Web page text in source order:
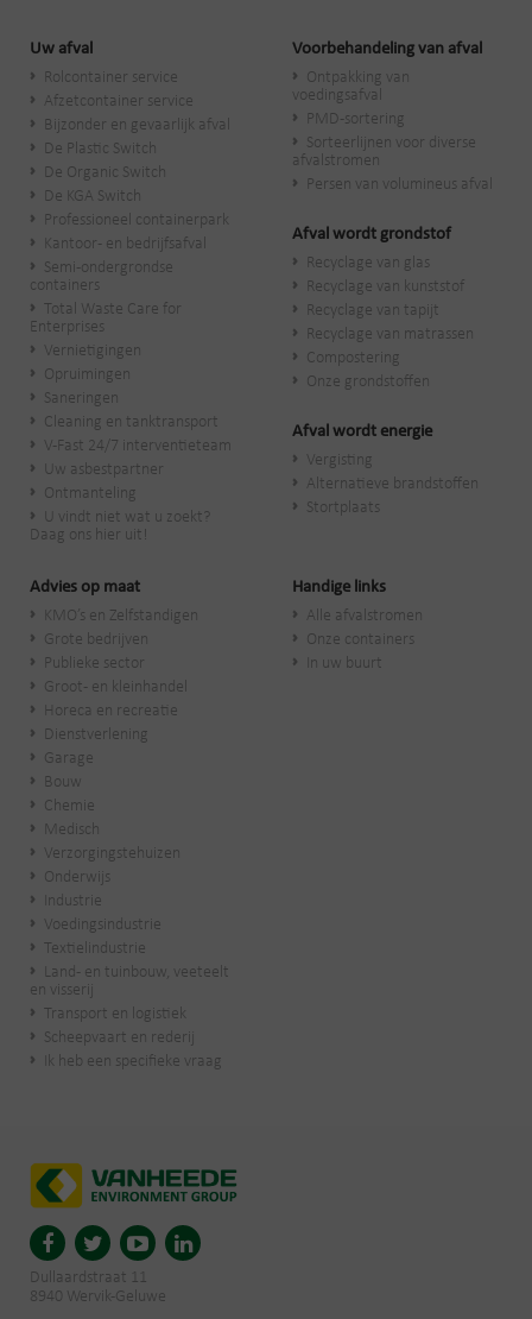
Uw afval
Rolcontainer service
Afzetcontainer service
Bijzonder en gevaarlijk afval
De Plastic Switch
De Organic Switch
De KGA Switch
Professioneel containerpark
Kantoor- en bedrijfsafval
Semi-ondergrondse
containers
Total Waste Care for
Enterprises
Vernietigingen
Opruimingen
Saneringen
Cleaning en tanktransport
V-Fast 24/7 interventieteam
Uw asbestpartner
Ontmanteling
U vindt niet wat u zoekt?
Daag ons hier uit!
Voorbehandeling van afval
Ontpakking van
voedingsafval
PMD-sortering
Sorteerlijnen voor diverse
afvalstromen
Persen van volumineus afval
Afval wordt grondstof
Recyclage van glas
Recyclage van kunststof
Recyclage van tapijt
Recyclage van matrassen
Compostering
Onze grondstoffen
Afval wordt energie
Vergisting
Alternatieve brandstoffen
Stortplaats
Advies op maat
KMO’s en Zelfstandigen
Grote bedrijven
Publieke sector
Groot- en kleinhandel
Horeca en recreatie
Dienstverlening
Garage
Bouw
Chemie
Medisch
Verzorgingstehuizen
Onderwijs
Industrie
Voedingsindustrie
Textielindustrie
Land- en tuinbouw, veeteelt
en visserij
Transport en logistiek
Scheepvaart en rederij
Ik heb een specifieke vraag
Handige links
Alle afvalstromen
Onze containers
In uw buurt
Dullaardstraat 11
8940 Wervik-Geluwe